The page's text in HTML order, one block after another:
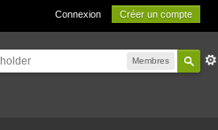
Connexion Créer un compte
Membres